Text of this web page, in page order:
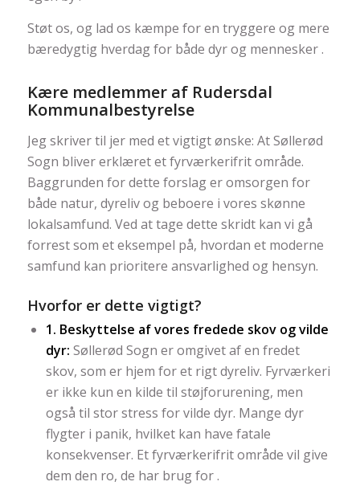
Støt os, og lad os kæmpe for en tryggere og mere
bæredygtig hverdag for både dyr og mennesker .
Kære medlemmer af Rudersdal
Kommunalbestyrelse
Jeg skriver til jer med et vigtigt ønske: At Søllerød
Sogn bliver erklæret et fyrværkerifrit område.
Baggrunden for dette forslag er omsorgen for
både natur, dyreliv og beboere i vores skønne
lokalsamfund. Ved at tage dette skridt kan vi gå
forrest som et eksempel på, hvordan et moderne
samfund kan prioritere ansvarlighed og hensyn.
Hvorfor er dette vigtigt?
1. Beskyttelse af vores fredede skov og vilde
dyr: Søllerød Sogn er omgivet af en fredet
skov, som er hjem for et rigt dyreliv. Fyrværkeri
er ikke kun en kilde til støjforurening, men
også til stor stress for vilde dyr. Mange dyr
flygter i panik, hvilket kan have fatale
konsekvenser. Et fyrværkerifrit område vil give
dem den ro, de har brug for .